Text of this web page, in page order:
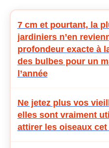
7 cm et pourtant, la
jardiniers n’en
profondeur exacte à
des bulbes pour un
l’année
Ne jetez plus vos
elles sont vraiment
attirer les oiseaux